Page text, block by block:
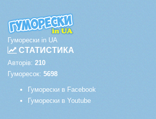
Гуморески in UA
СТАТИСТИКА
Авторів: 210
Гуморесок: 5698
Гуморески в Facebook
Гуморески в Youtube